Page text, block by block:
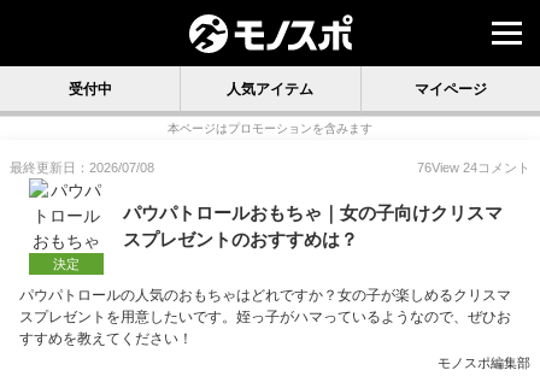
受付中 人気アイテム マイページ
本ページはプロモーションを含みます
最終更新日：2026/07/08 76View 24コメント
決定
パウパトロールおもちゃ｜女の子向けクリスマ
スプレゼントのおすすめは？
パウパトロールの人気のおもちゃはどれですか？女の子が楽しめるクリスマ
スプレゼントを用意したいです。姪っ子がハマっているようなので、ぜひお
すすめを教えてください！
モノスポ編集部